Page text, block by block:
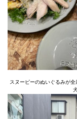
スヌーピーのぬいぐるみが